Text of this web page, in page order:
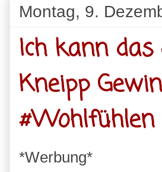
Montag, 9.
Ich kann
Kneipp
#Wohlfühlen
*Werbung*